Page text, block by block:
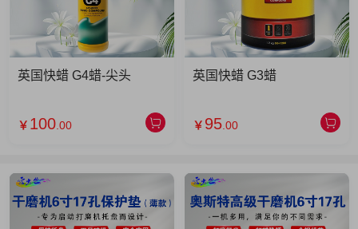
英国快蜡 G4蜡-尖头
￥ 100 .00
英国快蜡 G3蜡
￥ 95 .00